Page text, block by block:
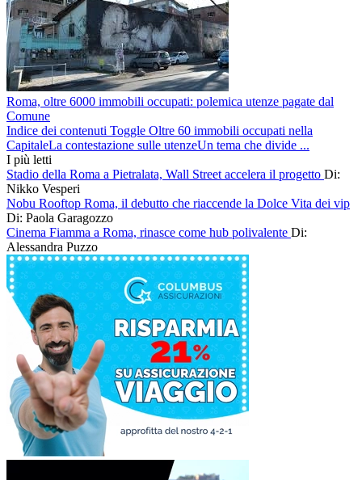
Roma, oltre 6000 immobili occupati: polemica utenze pagate dal
Comune
Indice dei contenuti Toggle Oltre 60 immobili occupati nella
CapitaleLa contestazione sulle utenzeUn tema che divide ...
I più letti
Stadio della Roma a Pietralata, Wall Street accelera il progetto Di:
Nikko Vesperi
Nobu Rooftop Roma, il debutto che riaccende la Dolce Vita dei vip
Di: Paola Garagozzo
Cinema Fiamma a Roma, rinasce come hub polivalente Di:
Alessandra Puzzo